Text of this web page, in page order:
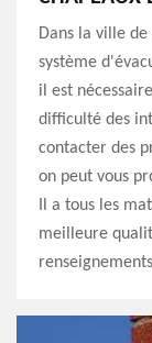
Dans la ville
système
il est
difficulté des
contacter des
on peut vous
Il a tous les
meilleure